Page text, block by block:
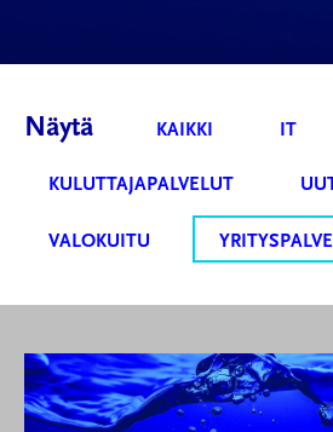
Näytä KAIKKI IT
KULUTTAJAPALVELUT
VALOKUITU